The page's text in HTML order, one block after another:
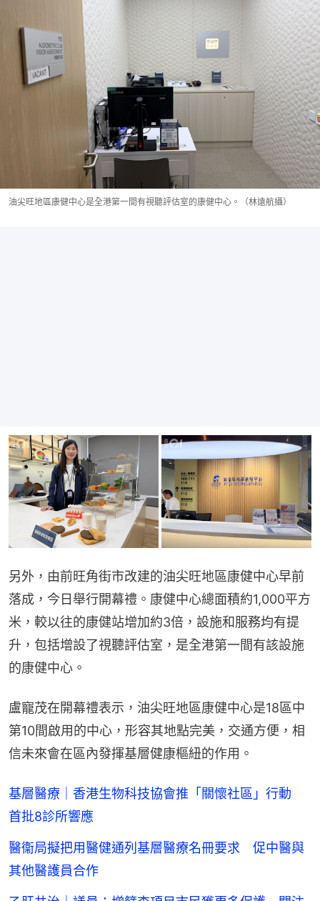
油尖旺地區康健中心是全港第一間有視聽評估室的康健中心。（林遠航攝）
另外，由前旺角街市改建的油尖旺地區康健中心早前
落成，今日舉行開幕禮。康健中心總面積約1,000平方
米，較以往的康健站增加約3倍，設施和服務均有提
升，包括增設了視聽評估室，是全港第一間有該設施
的康健中心。
盧寵茂在開幕禮表示，油尖旺地區康健中心是18區中
第10間啟用的中心，形容其地點完美，交通方便，相
信未來會在區內發揮基層健康樞紐的作用。
基層醫療｜香港生物科技協會推「關懷社區」行動
首批8診所響應
醫衞局擬把用醫健通列基層醫療名冊要求 促中醫與
其他醫護員合作